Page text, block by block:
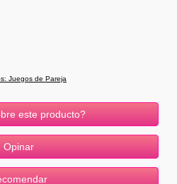
Juegos de Pareja
este producto?